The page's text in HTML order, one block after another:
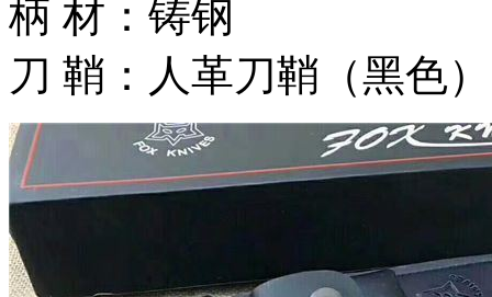
柄 材：铸钢
刀 鞘：人革刀鞘（黑色）